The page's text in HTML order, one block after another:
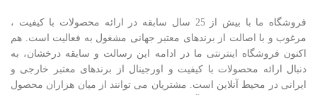
فروشگاه ما با بیش از 25 سال سابقه در ارائه محصولات با کيفيت ،
مرغوب و با اصالت از برندهای معتبر جهانی مشغول به فعاليت است. هم
اکنون فروشگاه اینترنتی ما در ادامه اين رسالت و سابقه درخشان، به
دنبال ارائه محصولات با کيفيت و اورجينال از برندهای معتبر خارجی و
ايرانی در محيط آنلاين است. مشتريان می توانند از ميان هزاران محصول